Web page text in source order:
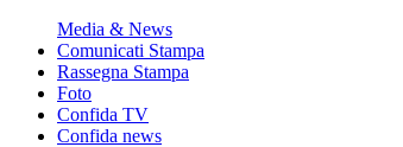
Media & News
Comunicati Stampa
Rassegna Stampa
Foto
Confida TV
Confida news